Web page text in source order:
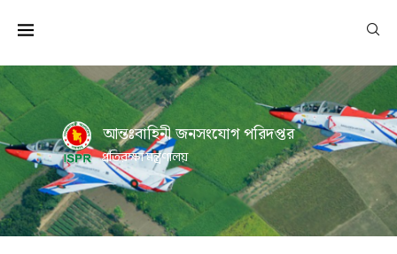
আন্তঃবাহিনী জনসংযোগ পরিদপ্তর
প্রতিরক্ষা মন্ত্রণালয়